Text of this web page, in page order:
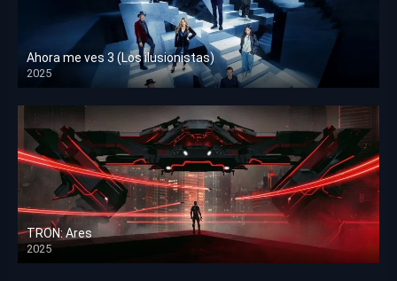
Ahora me ves 3 (Los ilusionistas)
2025
HD 1080p
TRON: Ares
2025
HD 1080p